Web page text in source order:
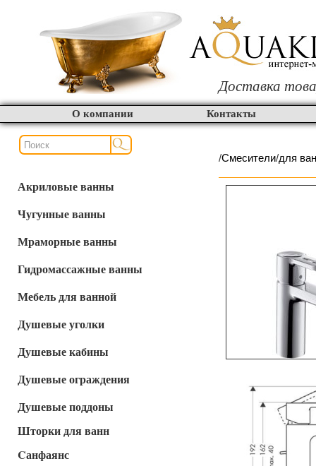
Доставка
О компании Контакты
Акриловые ванны
Чугунные ванны
Мраморные ванны
Гидромассажные ванны
Мебель для ванной
Душевые уголки
Душевые кабины
Душевые ограждения
Душевые поддоны
Шторки для ванн
Cанфаянс
/Смесители/для